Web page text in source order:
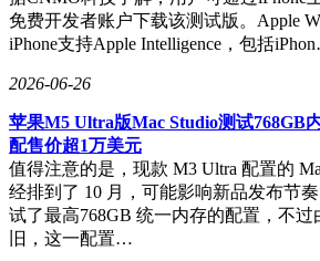
的越野化升级。前脸采用更加激进的竞
绞盘与高强度越野护板，车顶加装行李
拉满。车身侧面配备专属越野侧踏与外
脱圈轮毂与AT全地形轮胎，进一步提升
独特身份。新车提供专属“山河”配色，
一致，长宽高为5100/1998/1942mm，轴
离去角均为31°，通过性表现出色。
车内配备定制化X HUD越野版抬头显示
倾角、俯仰角、海拔高度、坡度等越野
免费开发者账户下载该测试版。Apple
iPhone支持Apple Intelligence，包括
2026-06-26
苹果M5 Ultra版Mac Studio测试768GB
配售价超1万美元
值得注意的是，现款 M3 Ultra 配置的
经排到了 10 月，可能影响新品发布节
试了最高768GB 统一内存的配置，不
旧，这一配置…